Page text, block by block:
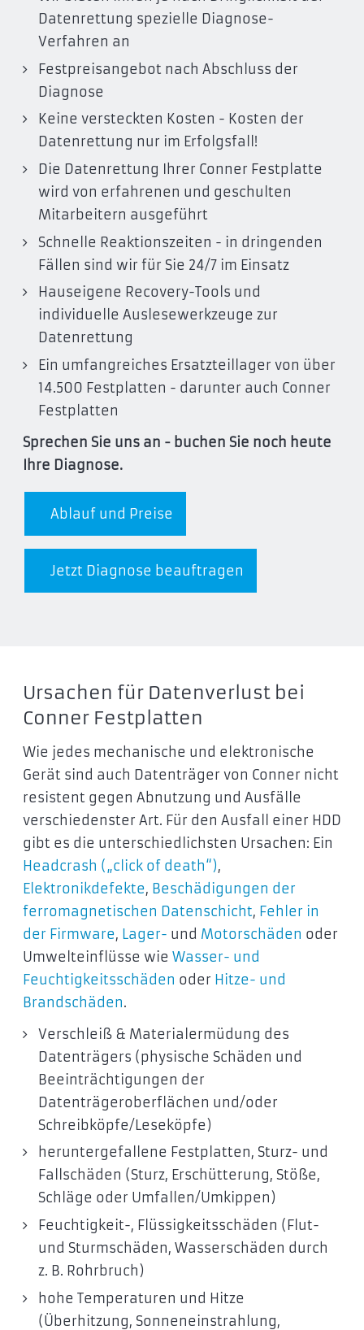
Datenrettung spezielle Diagnose-
Verfahren an
Festpreisangebot nach Abschluss der
Diagnose
Keine versteckten Kosten - Kosten der
Datenrettung nur im Erfolgsfall!
Die Datenrettung Ihrer Conner Festplatte
wird von erfahrenen und geschulten
Mitarbeitern ausgeführt
Schnelle Reaktionszeiten - in dringenden
Fällen sind wir für Sie 24/7 im Einsatz
Hauseigene Recovery-Tools und
individuelle Auslesewerkzeuge zur
Datenrettung
Ein umfangreiches Ersatzteillager von über
14.500 Festplatten - darunter auch Conner
Festplatten
Sprechen Sie uns an - buchen Sie noch heute
Ihre Diagnose.
Ablauf und Preise
Jetzt Diagnose beauftragen
Ursachen für Datenverlust bei
Conner Festplatten
Wie jedes mechanische und elektronische
Gerät sind auch Datenträger von Conner nicht
resistent gegen Abnutzung und Ausfälle
verschiedenster Art. Für den Ausfall einer HDD
gibt es die unterschiedlichsten Ursachen: Ein
Headcrash („click of death“),
Elektronikdefekte, Beschädigungen der
ferromagnetischen Datenschicht, Fehler in
der Firmware, Lager- und Motorschäden oder
Umwelteinflüsse wie Wasser- und
Feuchtigkeitsschäden oder Hitze- und
Brandschäden.
Verschleiß & Materialermüdung des
Datenträgers (physische Schäden und
Beeinträchtigungen der
Datenträgeroberflächen und/oder
Schreibköpfe/Leseköpfe)
heruntergefallene Festplatten, Sturz- und
Fallschäden (Sturz, Erschütterung, Stöße,
Schläge oder Umfallen/Umkippen)
Feuchtigkeit-, Flüssigkeitsschäden (Flut-
und Sturmschäden, Wasserschäden durch
z. B. Rohrbruch)
hohe Temperaturen und Hitze
(Überhitzung, Sonneneinstrahlung,